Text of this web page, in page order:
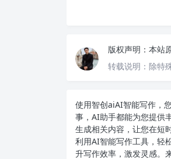
版权声明： 本站
转载说明： 除特
使用智创aiAI智能写作 ，
事，AI助手都能为您提供
生成相关内容，让您在短
利用AI智能写作工具，轻
升写作效率，激发灵感。